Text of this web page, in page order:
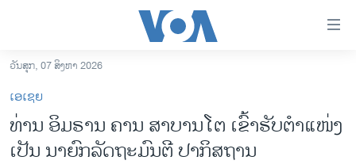
ເຂົ້າ
ຫາ
ຂ້າມ
ຂ້າມ
ຂ້າມ
ລາວ
ອາເມຣິກາ
ວັນສຸກ, 07 ສິງຫາ 2026
ເອເຊຍ
ທ່ານ ອິມຣານ ຄານ ສາບານໂຕ ເຂົ້າຮັບຕໍາແໜ່ງ
ເປັນ ນາຍົກລັດຖະມົນຕີ ປາກິສຖານ